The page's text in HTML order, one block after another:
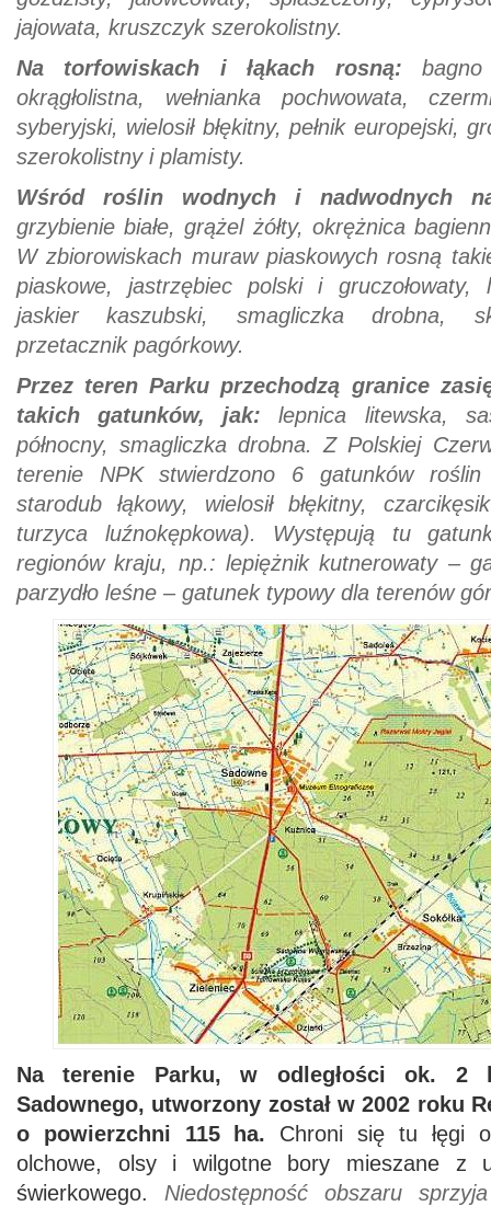
jajowata, kruszczyk szerokolistny.
Na torfowiskach i łąkach rosną: bagno
okrągłolistna, wełnianka pochwowata,
syberyjski, wielosił błękitny, pełnik europejski,
szerokolistny i plamisty.
Wśród roślin wodnych i nadwodnych
grzybienie białe, grążel żółty, okrężnica
W zbiorowiskach muraw piaskowych rosną
piaskowe, jastrzębiec polski i gruczołowaty,
jaskier kaszubski, smagliczka drobna,
przetacznik pagórkowy.
Przez teren Parku przechodzą granice
takich gatunków, jak: lepnica litewska,
północny, smagliczka drobna. Z Polskiej
terenie NPK stwierdzono 6 gatunków roślin
starodub łąkowy, wielosił błękitny,
turzyca luźnokępkowa). Występują tu
regionów kraju, np.: lepiężnik kutnerowaty –
parzydło leśne – gatunek typowy dla terenów
Na terenie Parku, w odległości ok. 2
Sadownego, utworzony został w 2002 roku
o powierzchni 115 ha. Chroni się tu łęgi
olchowe, olsy i wilgotne bory mieszane z
świerkowego. Niedostępność obszaru